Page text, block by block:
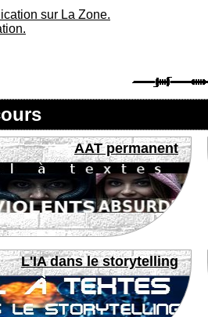
sur La Zone.
AAT permanent
L'IA dans le storytelling